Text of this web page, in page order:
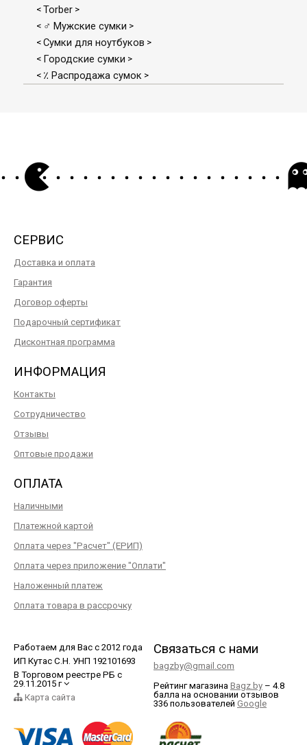
< Torber>
< ♂ Мужские сумки >
< Сумки для ноутбуков >
< Городские сумки >
< ٪ Распродажа сумок >
СЕРВИС
Доставка и оплата
Гарантия
Договор оферты
Подарочный сертификат
Дисконтная программа
ИНФОРМАЦИЯ
Контакты
Сотрудничество
Отзывы
Оптовые продажи
ОПЛАТА
Наличными
Платежной картой
Оплата через "Расчет" (ЕРИП)
Оплата через приложение "Оплати"
Наложенный платеж
Оплата товара в рассрочку
Работаем для Вас с 2012 года
ИП Кутас С.Н. УНП 192101693
В Торговом реестре РБ с
29.11.2015 г
Карта сайта
Связаться с нами
bagzby@gmail.com
Рейтинг магазина Bagz.by – 4.8
балла на основании отзывов
336 пользователей Google